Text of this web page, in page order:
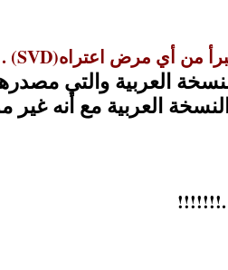
من أي مرض اعتراه. (SVD)
العربية والتي
العربية مع أنه غير
.!!!!!!!